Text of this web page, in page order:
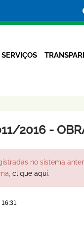
SERVIÇOS
2016 -
no sistema
clique aqui.
16:31